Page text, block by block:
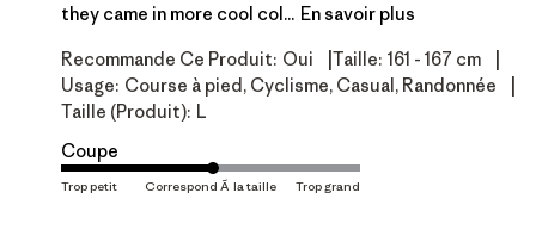
they came in more cool col... En savoir plus
Recommande Ce Produit: Oui Taille: 161 - 167 cm
Usage: Course à pied, Cyclisme, Casual, Randonnée
Taille (produit): L
Coupe